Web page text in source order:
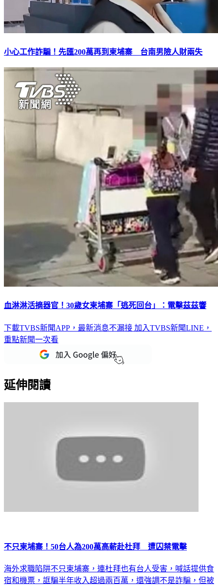
小心工作詐騙！先匯200萬再到柬埔寨 台南男險人財兩失
血淋淋活摘器官！30歲女柬埔寨「逃死回台」：電擊茲茲響
下載TVBS新聞APP，最新消息不漏接 加入TVBS新聞LINE，
重點新聞一次看
延伸閱讀
不只柬埔寨！50台人為200萬高薪赴杜拜 遭囚禁電擊
海外求職陷阱不只柬埔寨，連杜拜也有台人受害，喊話提供食
宿和機票，誆騙半年收入超過兩百萬，還強調不是詐騙，但被